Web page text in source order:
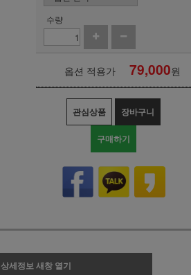
수량
옵션 적용가 79,000원
관심상품 장바구니
구매하기
상세정보 새창 열기